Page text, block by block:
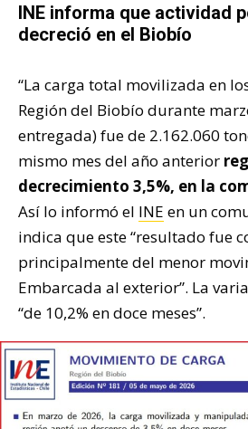
INE informa que actividad
decreció en el Biobío
“La carga total movilizada en
Región del Biobío durante
entregada) fue de 2.162.060
mismo mes del año anterior
decrecimiento 3,5%, en la
Así lo informó el INE en un
indica que este “resultado fue
principalmente del menor
Embarcada al exterior”. La
“de 10,2% en doce meses”.